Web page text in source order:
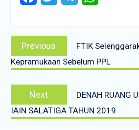
Post
navigation
Previous
post:
FTIK
Kepramukaan Sebelum PPL
Next
post:
DENAH RUANG
IAIN SALATIGA TAHUN 2019